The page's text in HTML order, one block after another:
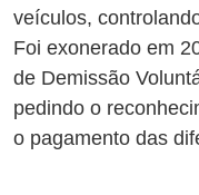
veículos,
Foi exonerado em
de Demissão
pedindo o
o pagamento das